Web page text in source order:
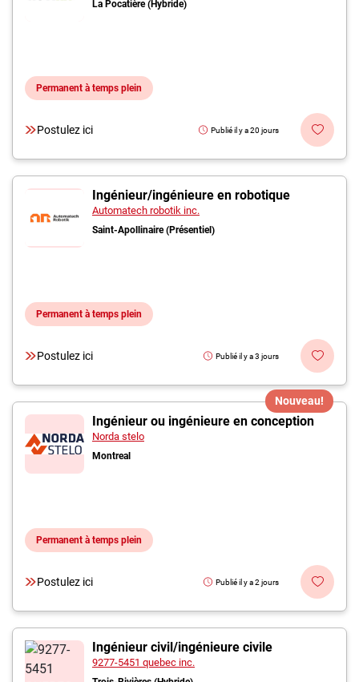
La Pocatière (Hybride)
Permanent à temps plein
Postulez ici Publié il y a 20 jours
Ingénieur/ingénieure en robotique
Automatech robotik inc.
Saint-Apollinaire (Présentiel)
Permanent à temps plein
Postulez ici Publié il y a 3 jours
Nouveau!
Ingénieur ou ingénieure en conception
Norda stelo
Montreal
Permanent à temps plein
Postulez ici Publié il y a 2 jours
Ingénieur civil/ingénieure civile
9277-5451 quebec inc.